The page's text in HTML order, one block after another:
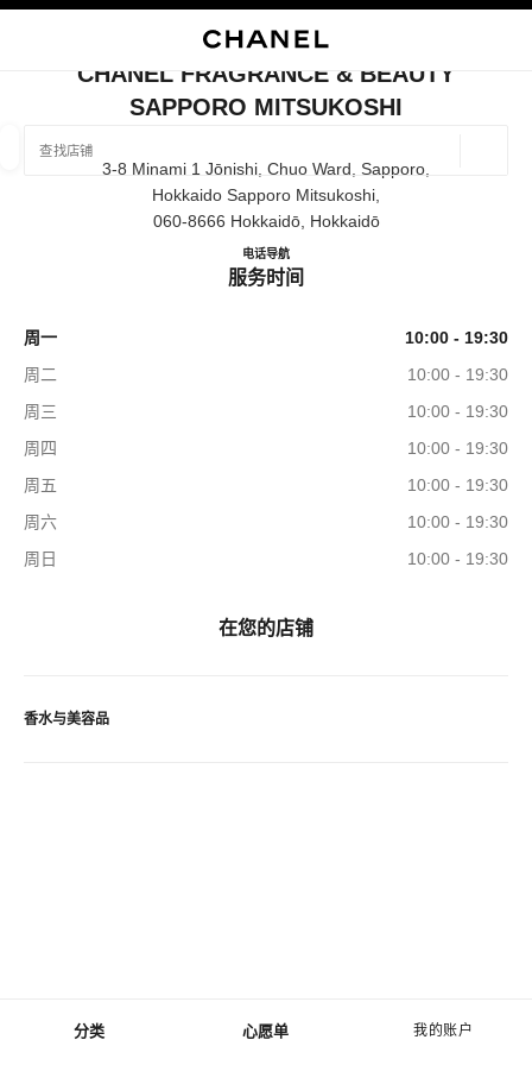
菜单 - 主导航
分类 心愿单 我的账户
查找销售店铺
相关建议会显示在此搜索栏下方
关闭精品店卡片 CHANEL FRAGRANCE & BEAUTY SAPPORO
CHANEL FRAGRANCE & BEAUTY
SAPPORO MITSUKOSHI
3-8 Minami 1 Jōnishi, Chuo Ward, Sapporo,
Hokkaido Sapporo Mitsukoshi,
060-8666 Hokkaidō, Hokkaidō
电话011-221-5829
导航CHANEL FRAGRANCE &
服务时间
周一
10:00 - 19:30
周二
10:00 - 19:30
周三
10:00 - 19:30
周四
10:00 - 19:30
周五
10:00 - 19:30
周六
10:00 - 19:30
周日
10:00 - 19:30
在您的店铺
香水与美容品
腕表与高级珠宝